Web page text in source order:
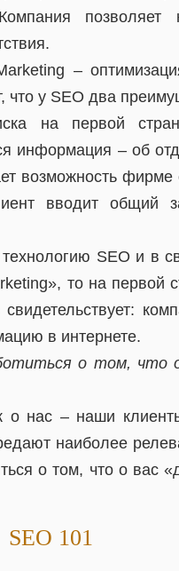
позволяет
–
что у SEO два
на первой
информация – об
возможность фирме
вводит общий
SEO и в
то на первой
в интернете.
о том, что
о нас – наши
наиболее
о том, что о вас
SEO 101